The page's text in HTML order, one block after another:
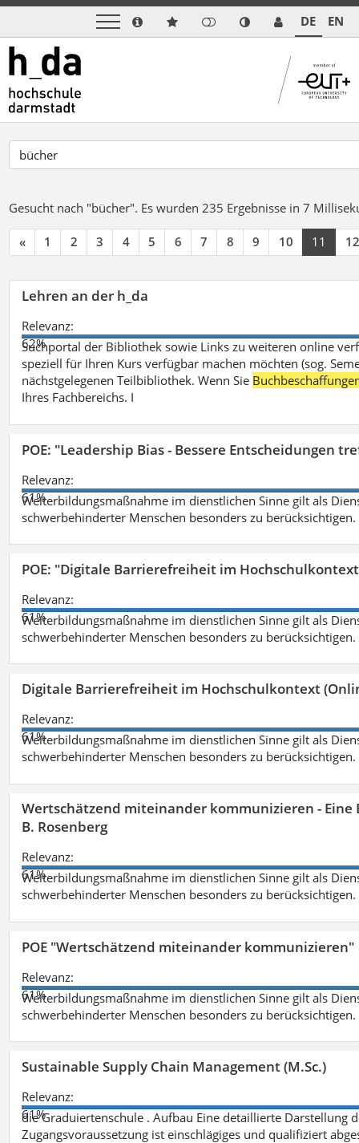
DE EN
Gesucht nach "bücher". Es wurden 235 Ergebnisse in 7
« 1 2 3 4 5 6 7 8 9 10 11 12
Lehren an der h_da
Relevanz:
62%
Suchportal der Bibliothek sowie Links zu weiteren online
speziell für Ihren Kurs verfügbar machen möchten (sog.
nächstgelegenen Teilbibliothek. Wenn Sie
Ihres Fachbereichs. I
POE: "Leadership Bias - Bessere Entscheidungen
Relevanz:
61%
Weiterbildungsmaßnahme im dienstlichen Sinne gilt als
schwerbehinderter Menschen besonders zu berücksichtigen.
POE: "Digitale Barrierefreiheit im
Relevanz:
61%
Weiterbildungsmaßnahme im dienstlichen Sinne gilt als
schwerbehinderter Menschen besonders zu berücksichtigen.
Digitale Barrierefreiheit im Hochschulkontext
Relevanz:
61%
Weiterbildungsmaßnahme im dienstlichen Sinne gilt als
schwerbehinderter Menschen besonders zu berücksichtigen.
Wertschätzend miteinander kommunizieren -
B. Rosenberg
Relevanz:
61%
Weiterbildungsmaßnahme im dienstlichen Sinne gilt als
schwerbehinderter Menschen besonders zu berücksichtigen.
POE "Wertschätzend miteinander kommunizieren"
Relevanz:
61%
Weiterbildungsmaßnahme im dienstlichen Sinne gilt als
schwerbehinderter Menschen besonders zu berücksichtigen.
Sustainable Supply Chain Management (M.Sc.)
Relevanz:
61%
die Graduiertenschule . Aufbau Eine detaillierte Darstellung
Zugangsvoraussetzung ist einschlägiges und qualifiziert